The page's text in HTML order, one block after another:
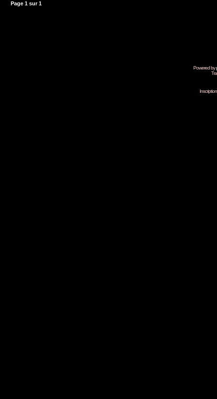
Page 1 sur1
Powered by